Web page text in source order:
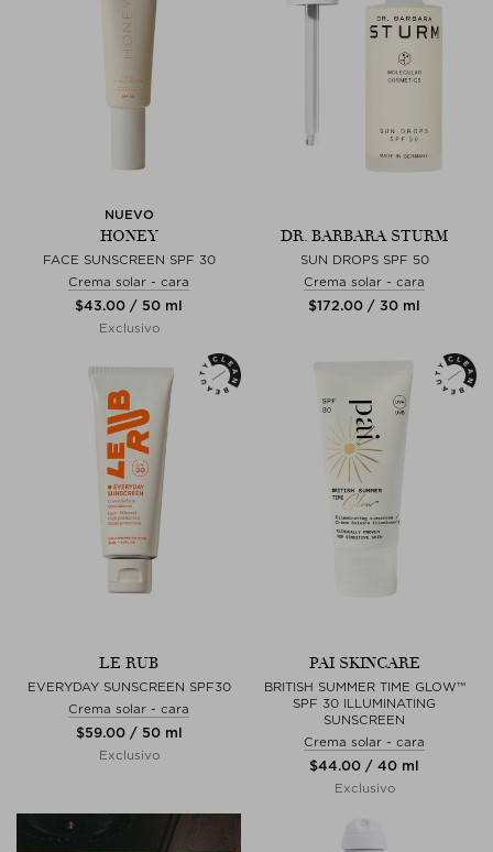
NUEVO
HONEY
FACE SUNSCREEN SPF 30
Crema solar - cara
$‌43.00 / 50 ml
Exclusivo
DR. BARBARA STURM
SUN DROPS SPF 50
Crema solar - cara
$‌172.00 / 30 ml
LE RUB
EVERYDAY SUNSCREEN SPF30
Crema solar - cara
$‌59.00 / 50 ml
Exclusivo
PAI SKINCARE
BRITISH SUMMER TIME GLOW™
SPF 30 ILLUMINATING
SUNSCREEN
Crema solar - cara
$‌44.00 / 40 ml
Exclusivo